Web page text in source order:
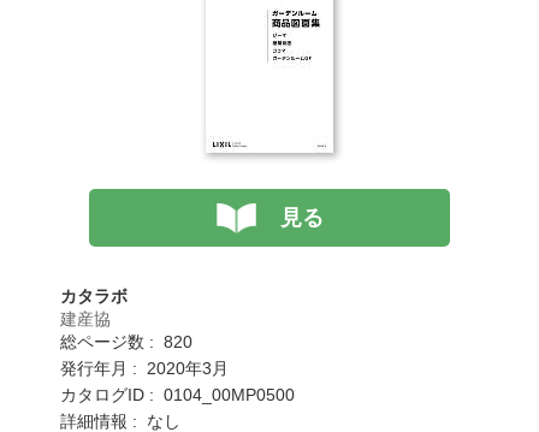
見る
カタラボ
建産協
総ページ数 : 820
発行年月 : 2020年3月
カタログID : 0104_00MP0500
詳細情報 : なし